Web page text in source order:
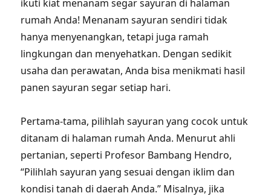
ikuti kiat menanam segar sayuran di halaman
rumah Anda! Menanam sayuran sendiri tidak
hanya menyenangkan, tetapi juga ramah
lingkungan dan menyehatkan. Dengan sedikit
usaha dan perawatan, Anda bisa menikmati hasil
panen sayuran segar setiap hari.
Pertama-tama, pilihlah sayuran yang cocok untuk
ditanam di halaman rumah Anda. Menurut ahli
pertanian, seperti Profesor Bambang Hendro,
“Pilihlah sayuran yang sesuai dengan iklim dan
kondisi tanah di daerah Anda.” Misalnya, jika